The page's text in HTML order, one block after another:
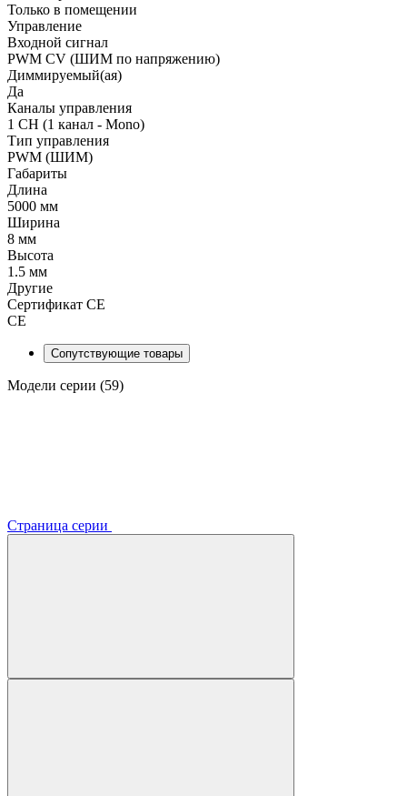
Только в помещении
Управление
Входной сигнал
PWM СV (ШИМ по напряжению)
Диммируемый(ая)
Да
Каналы управления
1 CH (1 канал - Mono)
Тип управления
PWM (ШИМ)
Габариты
Длина
5000 мм
Ширина
8 мм
Высота
1.5 мм
Другие
Сертификат CE
CE
Сопутствующие товары
Модели серии (59)
Страница серии